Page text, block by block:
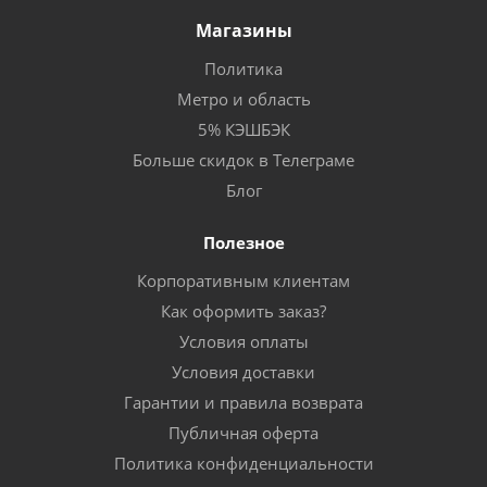
Магазины
Политика
Метро и область
5% КЭШБЭК
Больше скидок в Телеграме
Блог
Полезное
Корпоративным клиентам
Как оформить заказ?
Условия оплаты
Условия доставки
Гарантии и правила возврата
Публичная оферта
Политика конфиденциальности